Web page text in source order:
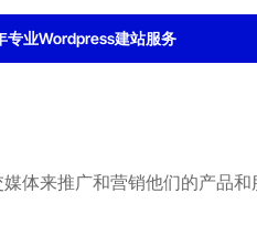
专业Wordpress建站服务
体来推广和营销他们的产品